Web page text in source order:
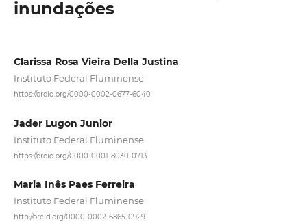
inundações
Clarissa Rosa Vieira Della Justina
Instituto Federal Fluminense
https://orcid.org/0000-0002-0677-6040
Jader Lugon Junior
Instituto Federal Fluminense
https://orcid.org/0000-0001-8030-0713
Maria Inês Paes Ferreira
Instituto Federal Fluminense
http://orcid.org/0000-0002-6865-0929